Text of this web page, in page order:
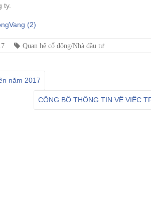
ty.
(2)
Quan hệ cổ đông/Nhà đầu tư
năm 2017
CÔNG BỐ THÔNG TIN VỀ VIỆC